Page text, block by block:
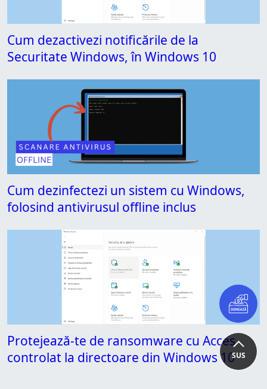
SUS
Cum dezactivezi notificările de la
Securitate Windows, în Windows 10
Cum dezinfectezi un sistem cu Windows,
folosind antivirusul offline inclus
Protejează-te de ransomware cu Acces
controlat la directoare din Windows 10